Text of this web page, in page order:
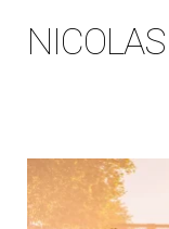
NICOLAS